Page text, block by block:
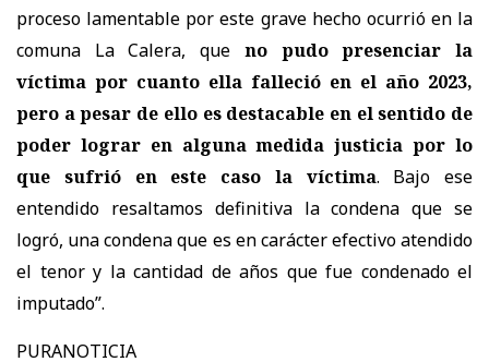
proceso lamentable por este grave hecho ocurrió en la
comuna La Calera, que no pudo presenciar la
víctima por cuanto ella falleció en el año 2023,
pero a pesar de ello es destacable en el sentido de
poder lograr en alguna medida justicia por lo
que sufrió en este caso la víctima. Bajo ese
entendido resaltamos definitiva la condena que se
logró, una condena que es en carácter efectivo atendido
el tenor y la cantidad de años que fue condenado el
imputado”.
PURANOTICIA